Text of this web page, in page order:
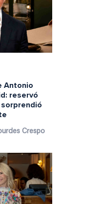
Antonio
reservó
Crespo